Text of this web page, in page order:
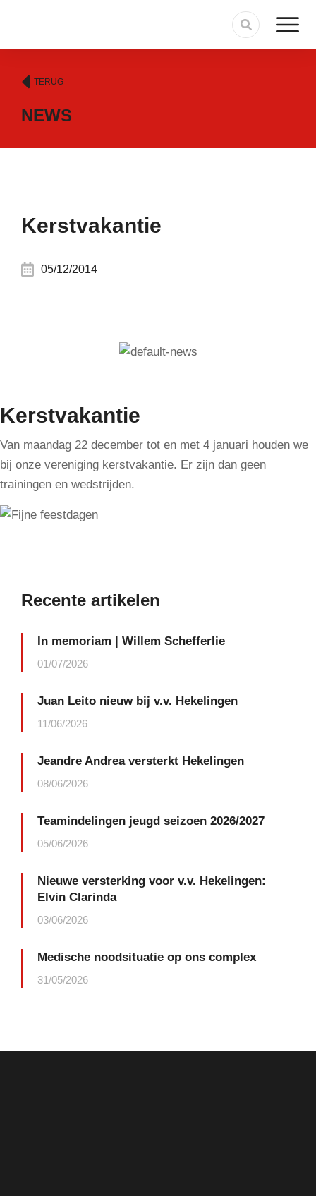
TERUG
NEWS
Kerstvakantie
05/12/2014
Kerstvakantie
Van maandag 22 december tot en met 4 januari houden we
bij onze vereniging kerstvakantie. Er zijn dan geen
trainingen en wedstrijden.
Recente artikelen
In memoriam | Willem Schefferlie
01/07/2026
Juan Leito nieuw bij v.v. Hekelingen
11/06/2026
Jeandre Andrea versterkt Hekelingen
08/06/2026
Teamindelingen jeugd seizoen 2026/2027
05/06/2026
Nieuwe versterking voor v.v. Hekelingen:
Elvin Clarinda
03/06/2026
Medische noodsituatie op ons complex
31/05/2026